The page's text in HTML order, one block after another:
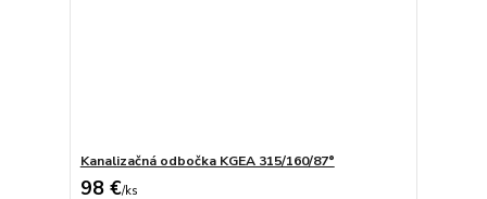
Kanalizačná odbočka KGEA 315/160/87°
98 €/ks